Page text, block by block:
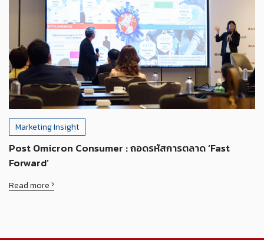
Marketing Insight
Post Omicron Consumer : ถอดรหัสการตลาด ‘Fast
Forward’
Read more